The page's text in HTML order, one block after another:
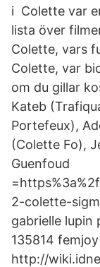
i Colette var
lista över
Colette, vars
Colette, var
om du gillar
Kateb
Portefeux),
(Colette Fo),
Guenfoud
2-colette-
gabrielle lupin
135814
http://